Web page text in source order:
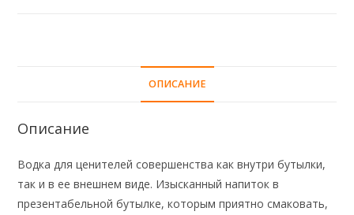
ОПИСАНИЕ
Описание
Водка для ценителей совершенства как внутри бутылки,
так и в ее внешнем виде. Изысканный напиток в
презентабельной бутылке, которым приятно смаковать,